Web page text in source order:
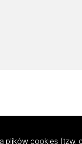
plików cookies (tzw.